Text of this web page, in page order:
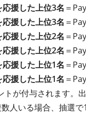
援した上位3名 ＝
援した上位3名 ＝
援した上位2名 ＝
援した上位2名 ＝
援した上位1名 ＝
援した上位1名 ＝
が付与されます。
人いる場合、抽選で